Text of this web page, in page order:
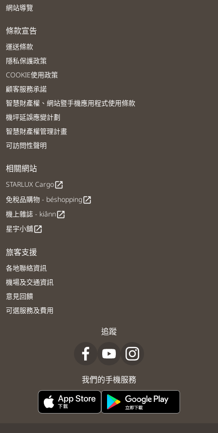
網站導覽
條款宣告
運送條款
隱私保護政策
COOKIE使用政策
顧客服務承諾
智慧財產權、網站暨手機應用程式使用條款
機坪延誤應變計劃
智慧財產權管理計畫
可訪問性聲明
相關網站
STARLUX Cargoopen_in_new
免稅品購物 - béshoppingopen_in_new
機上雜誌 - kiânnopen_in_new
星宇小舖open_in_new
旅客支援
各地聯絡資訊
機場及交通資訊
意見回饋
可選服務及費用
追蹤
我們的手機服務